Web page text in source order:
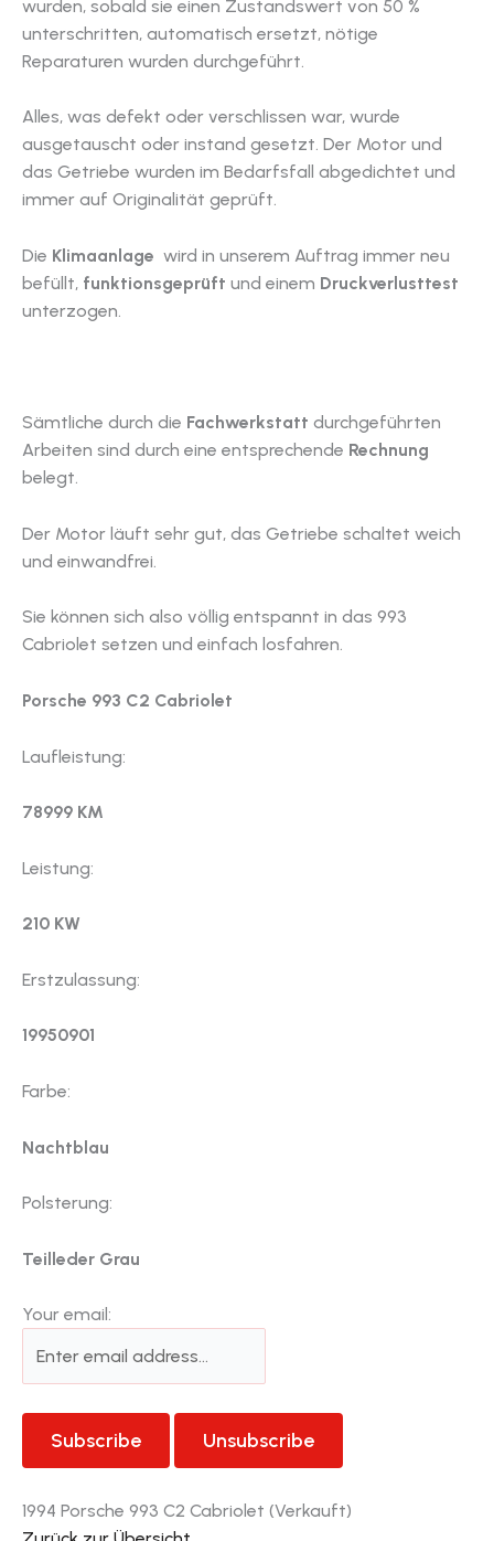
wurden, sobald sie einen Zustandswert von 50 %
unterschritten, automatisch ersetzt, nötige
Reparaturen wurden durchgeführt.
Alles, was defekt oder verschlissen war, wurde
ausgetauscht oder instand gesetzt. Der Motor und
das Getriebe wurden im Bedarfsfall abgedichtet und
immer auf Originalität geprüft.
Die Klimaanlage wird in unserem Auftrag immer neu
befüllt, funktionsgeprüft und einem Druckverlusttest
unterzogen.
Sämtliche durch die Fachwerkstatt durchgeführten
Arbeiten sind durch eine entsprechende Rechnung
belegt.
Der Motor läuft sehr gut, das Getriebe schaltet weich
und einwandfrei.
Sie können sich also völlig entspannt in das 993
Cabriolet setzen und einfach losfahren.
Porsche 993 C2 Cabriolet
Laufleistung:
78999 KM
Leistung:
210 KW
Erstzulassung:
19950901
Farbe:
Nachtblau
Polsterung:
Teilleder Grau
Your email:
1994 Porsche 993 C2 Cabriolet (Verkauft)